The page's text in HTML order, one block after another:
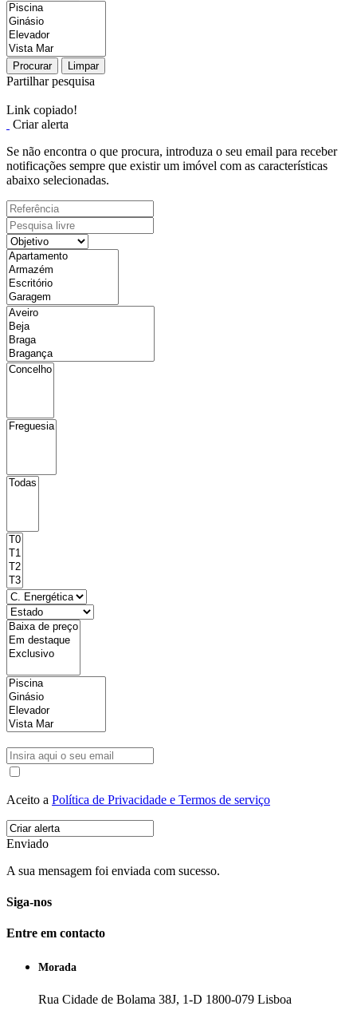
Procurar Limpar
Partilhar pesquisa
Link copiado!
Criar alerta
Se não encontra o que procura, introduza o seu email para receber
notificações sempre que existir um imóvel com as características
abaixo selecionadas.
Aceito a Política de Privacidade e Termos de serviço
Enviado
A sua mensagem foi enviada com sucesso.
Siga-nos
Entre em contacto
Morada
Rua Cidade de Bolama 38J, 1-D 1800-079 Lisboa